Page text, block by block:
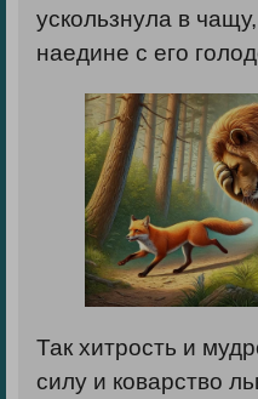
ускользнула в
наедине с его
Так хитрость и
силу и коварство